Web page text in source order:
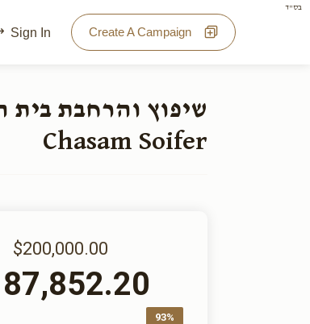
בס"ד
Sign In Create A Campaign
Chasam Soifer
$200,000.00
93%